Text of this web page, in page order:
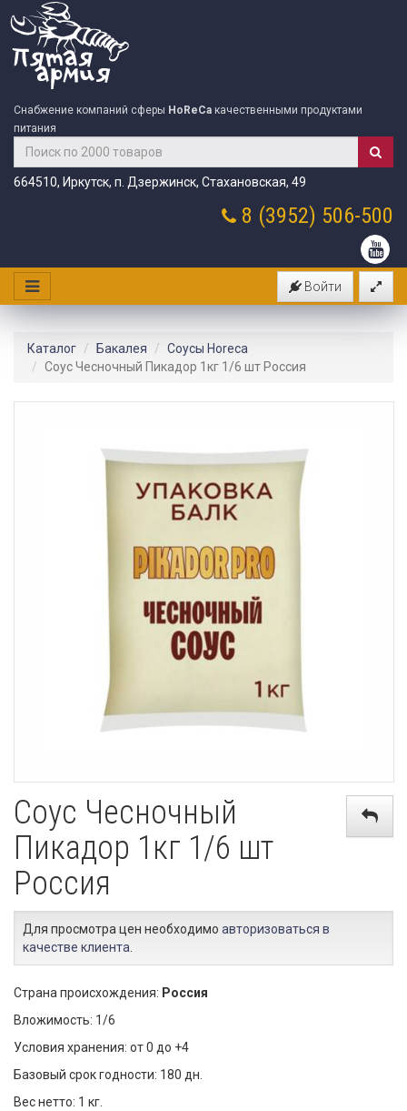
Снабжение компаний сферы HoReCa качественными продуктами
питания
664510, Иркутск, п. Дзержинск, Стахановская, 49
8 (3952) 506-500
Войти
Каталог Бакалея
Соусы Horeca
Соус Чесночный Пикадор 1кг 1/6 шт Россия
Соус Чесночный
Пикадор 1кг 1/6 шт
Россия
Для просмотра цен необходимо авторизоваться в
качестве клиента
Страна происхождения: Россия
Вложимость: 1/6
Условия хранения: от 0 до +4
Базовый срок годности: 180 дн.
Вес нетто: 1 кг.